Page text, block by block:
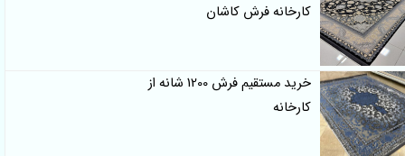
کارخانه فرش کاشان
خرید مستقیم فرش 1200 شانه از
کارخانه